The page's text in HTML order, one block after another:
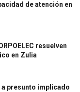
de atención en
resuelven
en Zulia
presunto implicado